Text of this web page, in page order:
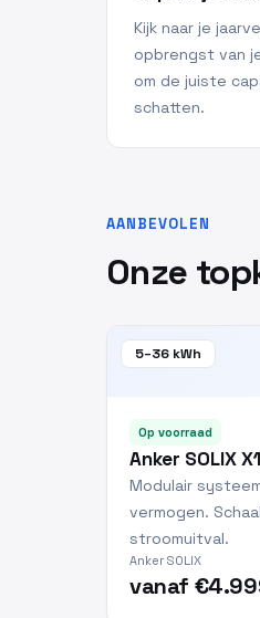
Kijk naar je
opbrengst van
om de juiste
schatten.
AANBEVOLEN
Onze
5–36 kWh
Op voorraad
Anker SOLIX X1
Modulair
vermogen.
stroomuitval.
Anker SOLIX
vanaf